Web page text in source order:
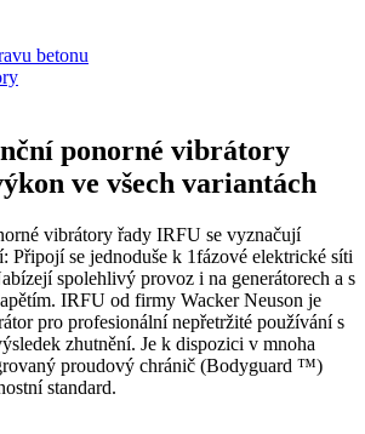
betonu
ponorné vibrátory
ve všech variantách
vibrátory řady IRFU se vyznačují
Připojí se jednoduše k 1fázové elektrické síti
spolehlivý provoz i na generátorech a s
IRFU od firmy Wacker Neuson je
pro profesionální nepřetržité používání s
zhutnění. Je k dispozici v mnoha
proudový chránič (Bodyguard ™)
standard.